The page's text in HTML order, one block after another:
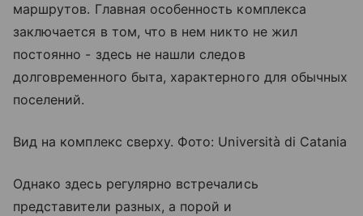
маршрутов. Главная особенность комплекса
заключается в том, что в нем никто не жил
постоянно - здесь не нашли следов
долговременного быта, характерного для обычных
поселений.
Вид на комплекс сверху. Фото: Università di Catania
Однако здесь регулярно встречались
представители разных, а порой и